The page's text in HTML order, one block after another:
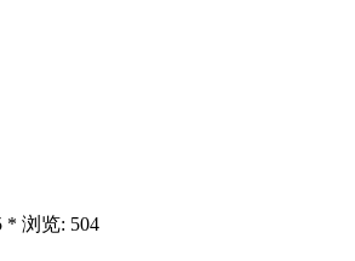
* 浏览: 504